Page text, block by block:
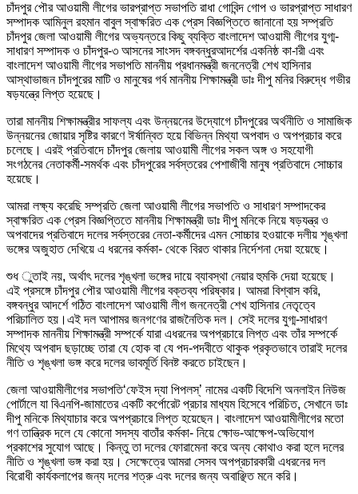
চাঁদপুর পৌর আওয়ামী লীগের ভারপ্রাপ্ত সভাপতি রাধা গোবিন্দ গোপ ও ভারপ্রাপ্ত সাধারণ
সম্পাদক আমিনুল রহমান বাবুল স্বাক্ষরিত এক প্রেস বিজ্ঞপ্তিতে জানানো হয় সম্প্রতি
চাঁদপুর জেলা আওয়ামী লীগের অভ্যন্তরে কিছু ব্যক্তি বাংলাদেশ আওয়ামী লীগের যুগ্ম-
সাধারণ সম্পাদক ও চাঁদপুর-৩ আসনের সাংসদ বঙ্গবন্ধুরআদর্শের একনিষ্ঠ কা-ারী এবং
বাংলাদেশ আওয়ামী লীগের সভাপতি মাননীয় প্রধানমন্ত্রী জননেত্রী শেখ হাসিনার
আস্থাভাজন চাঁদপুরের মাটি ও মানুষের গর্ব মাননীয় শিক্ষামন্ত্রী ডাঃ দীপু মনির বিরুদ্ধে গভীর
ষড়যন্ত্রে লিপ্ত হয়েছে।
তারা মাননীয় শিক্ষামন্ত্রীর সাফল্য এবং উন্নয়নের উদ্যোগে চাঁদপুরের অর্থনীতি ও সামাজিক
উন্নয়নের জোয়ার সৃষ্টির কারণে ঈর্ষান্বিত হয়ে বিভিন্ন মিথ্যা অপবাদ ও অপপ্রচার করে
চলেছে। এরই প্রতিবাদে চাঁদপুর জেলায় আওয়ামী লীগের সকল অঙ্গ ও সহযোগী
সংগঠনের নেতাকর্মী-সমর্থক এবং চাঁদপুরের সর্বস্তরের পেশাজীবী মানুষ প্রতিবাদে সোচ্চার
হয়েছে।
আমরা লক্ষ্য করেছি সম্প্রতি জেলা আওয়ামী লীগের সভাপতি ও সাধারণ সম্পাদকের
স্বাক্ষরিত এক প্রেস বিজ্ঞপ্তিতে মাননীয় শিক্ষামন্ত্রী ডাঃ দীপু মনিকে নিয়ে ষড়যন্ত্র ও
অপবাদের প্রতিবাদে দলের সর্বস্তরের নেতা-কর্মীদের এমন সোচ্চার হওয়াকে দলীয় শৃঙ্খলা
ভঙ্গের অজুহাত দেখিয়ে এ ধরনের কর্মকা- থেকে বিরত থাকার নির্দেশনা দেয়া হয়েছে।
শুধ ুতাই নয়, অর্থাৎ দলের শৃঙ্খলা ভঙ্গের দায়ে ব্যাবস্থা নেয়ার হুমকি দেয়া হয়েছে।
এই প্রসঙ্গে চাঁদপুর পৌর আওয়ামী লীগের বক্তব্য পরিষ্কার। আমরা বিশ্বাস করি,
বঙ্গবন্ধুর আদর্শে গঠিত বাংলাদেশ আওয়ামী লীগ জননেত্রী শেখ হাসিনার নেতৃত্বে
পরিচালিত হয়।এই দল আপামর জনগণের রাজনৈতিক দল। সেই দলের যুগ্ম-সাধারণ
সম্পাদক মাননীয় শিক্ষামন্ত্রী সম্পর্কে যারা এধরনের অপপ্রচারে লিপ্ত এবং তাঁর সম্পর্কে
মিথ্যে অপবাদ ছড়াচ্ছে তারা যে হোক বা যে পদ-পদবীতে থাকুক প্রকৃতভাবে তারাই দলের
নীতি ও শৃঙ্খলা ভঙ্গ করে দলের ভাবমূর্তি বিনষ্ট করতে চাইছেন।
জেলা আওয়ামীলীগের সভাপতি‘ফেইস দ্যা পিপলস্’ নামের একটি বিদেশি অনলাইন নিউজ
পোর্টালে যা বিএনপি-জামাতের একটি কর্পোরেট প্রচার মাধ্যম হিসেবে পরিচিত, সেখানে ডাঃ
দীপু মনিকে মিথ্যাচার করে অপপ্রচারে লিপ্ত হয়েছেন। বাংলাদেশ আওয়ামীলীগের মতো
গণ তান্ত্রিক দলে যে কোনো সদস্য বাতাঁর কর্মকা- নিয়ে ক্ষোভ-আক্ষেপ-অভিযোগ
প্রকাশের সুযোগ আছে। কিন্তু তা দলের ফোরামেনা করে অন্য কোথাও করা হলে দলের
নীতি ও শৃঙ্খলা ভঙ্গ করা হয়। সেক্ষেত্রে আমরা সেসব অপপ্রচারকারী এধরনের দল
বিরোধী কার্যকলাপের জন্য দলের শত্রু এবং দলের জন্য অবাঞ্ছিত মনে করি।